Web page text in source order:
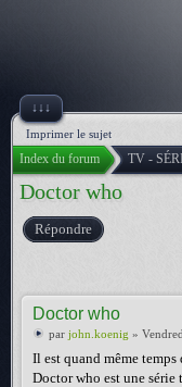
↓↓↓
Imprimer le sujet
Index du forum TV -
Doctor who
Répondre
Doctor who
par john.koenig »
Il est quand même temps
Doctor who est une